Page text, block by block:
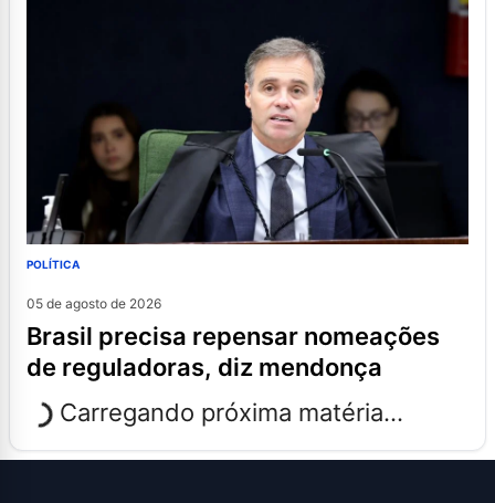
POLÍTICA
05 de agosto de 2026
brasil precisa repensar nomeações
de reguladoras, diz mendonça
Carregando próxima matéria...